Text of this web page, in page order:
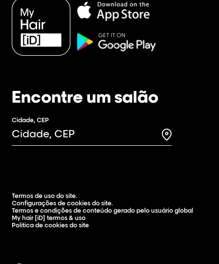
Encontre um salão
Cidade, CEP
Search for a
Termos de uso do site.
Configurações de cookies do site.
Termos e condições de conteúdo gerado pelo usuário global
My hair [iD] termos & uso
Política de cookies do site